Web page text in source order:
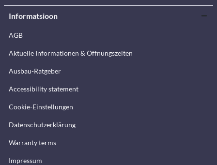
Informatsioon
AGB
Aktuelle Informationen & Öffnungszeiten
Ausbau-Ratgeber
Accessibility statement
Cookie-Einstellungen
Datenschutzerklärung
Warranty terms
Impressum